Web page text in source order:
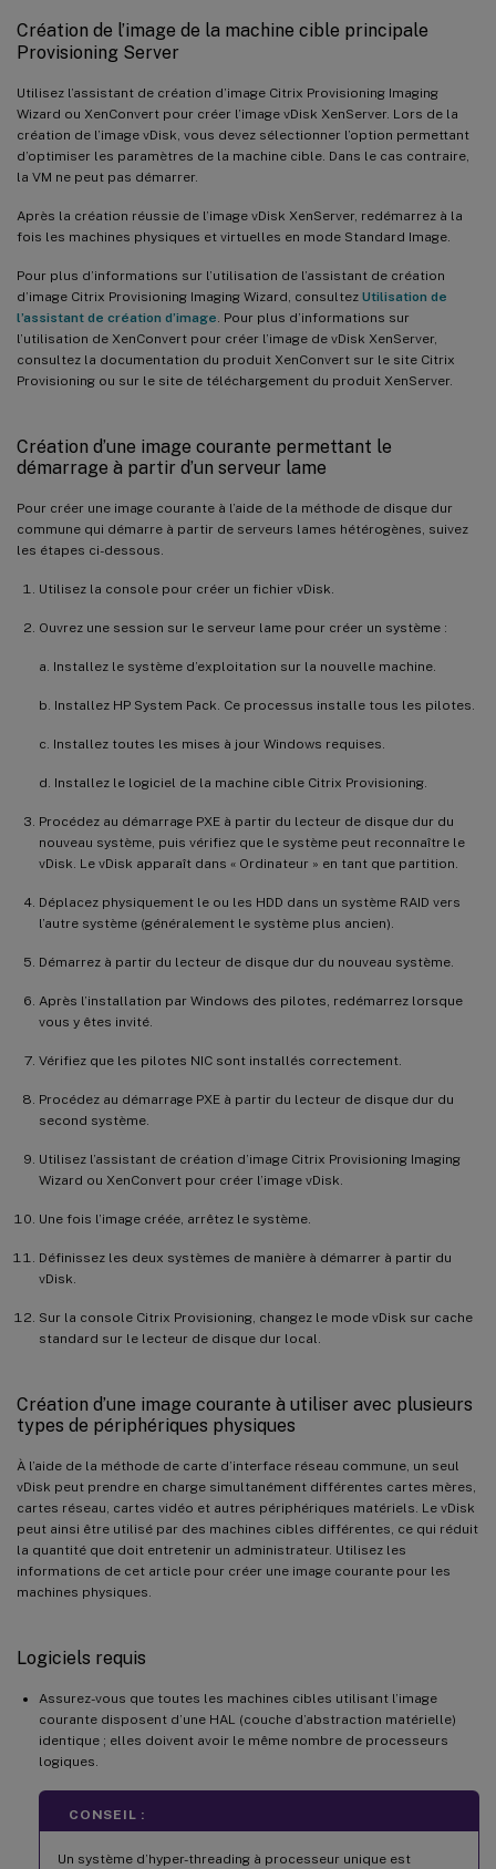
Création de l’image de la machine cible principale
Provisioning Server
Utilisez l’assistant de création d’image Citrix Provisioning Imaging
Wizard ou XenConvert pour créer l’image vDisk XenServer. Lors de la
création de l’image vDisk, vous devez sélectionner l’option permettant
d’optimiser les paramètres de la machine cible. Dans le cas contraire,
la VM ne peut pas démarrer.
Après la création réussie de l’image vDisk XenServer, redémarrez à la
fois les machines physiques et virtuelles en mode Standard Image.
Pour plus d’informations sur l’utilisation de l’assistant de création
d’image Citrix Provisioning Imaging Wizard, consultez Utilisation de
l’assistant de création d’image. Pour plus d’informations sur
l’utilisation de XenConvert pour créer l’image de vDisk XenServer,
consultez la documentation du produit XenConvert sur le site Citrix
Provisioning ou sur le site de téléchargement du produit XenServer.
Création d’une image courante permettant le
démarrage à partir d’un serveur lame
Pour créer une image courante à l’aide de la méthode de disque dur
commune qui démarre à partir de serveurs lames hétérogènes, suivez
les étapes ci-dessous.
Utilisez la console pour créer un fichier vDisk.
Ouvrez une session sur le serveur lame pour créer un système :
a. Installez le système d’exploitation sur la nouvelle machine.
b. Installez HP System Pack. Ce processus installe tous les pilotes.
c. Installez toutes les mises à jour Windows requises.
d. Installez le logiciel de la machine cible Citrix Provisioning.
Procédez au démarrage PXE à partir du lecteur de disque dur du
nouveau système, puis vérifiez que le système peut reconnaître le
vDisk. Le vDisk apparaît dans « Ordinateur » en tant que partition.
Déplacez physiquement le ou les HDD dans un système RAID vers
l’autre système (généralement le système plus ancien).
Démarrez à partir du lecteur de disque dur du nouveau système.
Après l’installation par Windows des pilotes, redémarrez lorsque
vous y êtes invité.
Vérifiez que les pilotes NIC sont installés correctement.
Procédez au démarrage PXE à partir du lecteur de disque dur du
second système.
Utilisez l’assistant de création d’image Citrix Provisioning Imaging
Wizard ou XenConvert pour créer l’image vDisk.
Une fois l’image créée, arrêtez le système.
Définissez les deux systèmes de manière à démarrer à partir du
vDisk.
Sur la console Citrix Provisioning, changez le mode vDisk sur cache
standard sur le lecteur de disque dur local.
Création d’une image courante à utiliser avec plusieurs
types de périphériques physiques
À l’aide de la méthode de carte d’interface réseau commune, un seul
vDisk peut prendre en charge simultanément différentes cartes mères,
cartes réseau, cartes vidéo et autres périphériques matériels. Le vDisk
peut ainsi être utilisé par des machines cibles différentes, ce qui réduit
la quantité que doit entretenir un administrateur. Utilisez les
informations de cet article pour créer une image courante pour les
machines physiques.
Logiciels requis
Assurez-vous que toutes les machines cibles utilisant l’image
courante disposent d’une HAL (couche d’abstraction matérielle)
identique ; elles doivent avoir le même nombre de processeurs
logiques.
CONSEIL :
Un système d’hyper-threading à processeur unique est